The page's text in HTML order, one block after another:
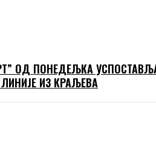
ОД ПОНЕДЕЉКА
ИЗ КРАЉЕВА